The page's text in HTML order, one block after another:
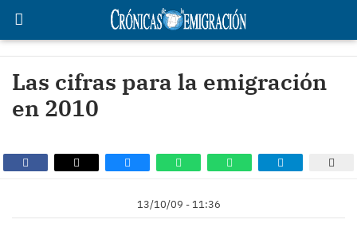
Las cifras para la emigración
en 2010
13/10/09 - 11:36